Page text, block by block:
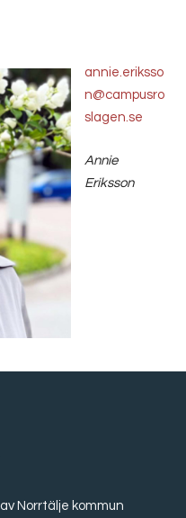
annie.eriksso
n@campusro
slagen.se
Annie
Eriksson
Norrtälje kommun